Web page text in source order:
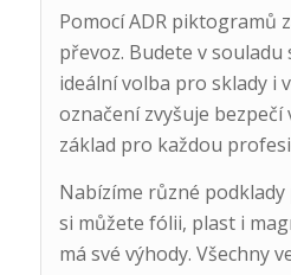
Pomocí ADR piktogramů
převoz. Budete v souladu
ideální volba pro sklady i
označení zvyšuje bezpečí
základ pro každou
Nabízíme různé
si můžete fólii, plast i
má své výhody. Všechny